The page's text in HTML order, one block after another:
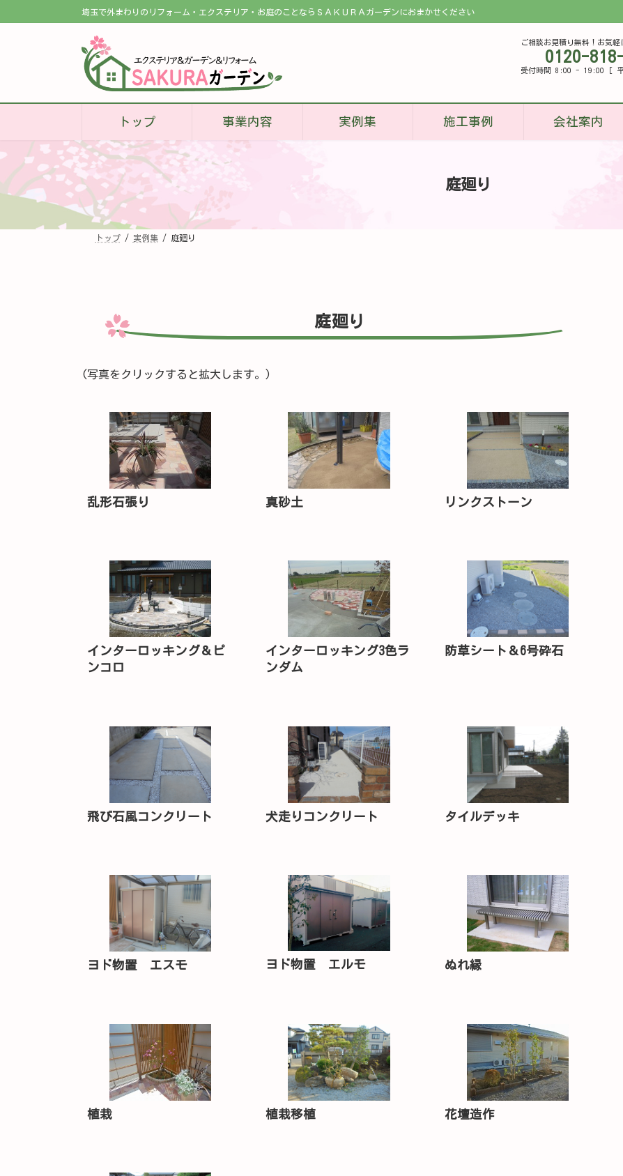
プ
動
埼玉で外まわりのリフォーム・エクステリア・お庭のことならＳＡＫＵＲＡガーデンにおまかせください
ご相談お見積り無料！お気軽
0120-
受付時間 8:00 - 19:00 [ 平
トップ 事業内容 実例集 施工事例 会社案内
庭廻り
トップ 実例集 庭廻り
庭廻り
(写真をクリックすると拡大します。)
乱形石張り 真砂土 リンクストーン
インターロッキング＆ピ
ンコロ
インターロッキング3色ラ
ンダム
防草シート＆6号砕石
飛び石風コンクリート 犬走りコンクリート タイルデッキ
ヨド物置 エスモ ヨド物置 エルモ ぬれ縁
植栽 植栽移植 花壇造作